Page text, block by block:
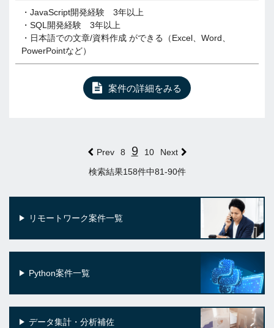
・JavaScript開発経験 3年以上
・SQL開発経験 3年以上
・日本語での文章/資料作成 ができる（Excel、Word、
PowerPointなど）
案件の詳細をみる
Prev 8 9 10 Next
検索結果158件中81-90件
リモートワーク案件一覧
Python案件一覧
データ集計・分析補佐